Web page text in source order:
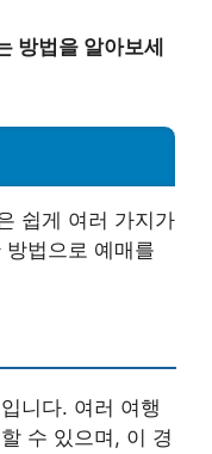
방법을 알아보세
쉽게 여러 가지가
법으로 예매를
니다. 여러 여행
수 있으며, 이 경